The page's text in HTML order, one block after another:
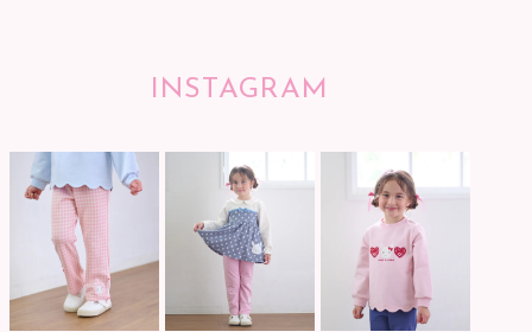
INSTAGRAM